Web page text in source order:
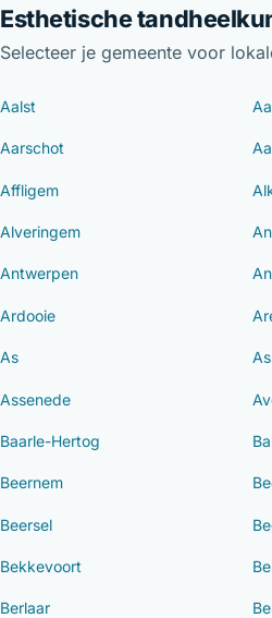
Esthetische
Selecteer je gemeente voor
Aalst
Aarschot
Affligem
Alveringem
Antwerpen
Ardooie
As
Assenede
Baarle-Hertog
Beernem
Beersel
Bekkevoort
Berlaar